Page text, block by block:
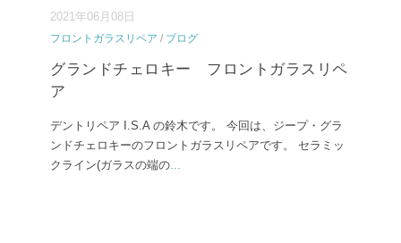
2021年06月08日
フロントガラスリペア / ブログ
グランドチェロキー フロントガラスリペ
ア
デントリペア I.S.A の鈴木です。 今回は、ジープ・グラ
ンドチェロキーのフロントガラスリペアです。 セラミッ
クライン(ガラスの端の...